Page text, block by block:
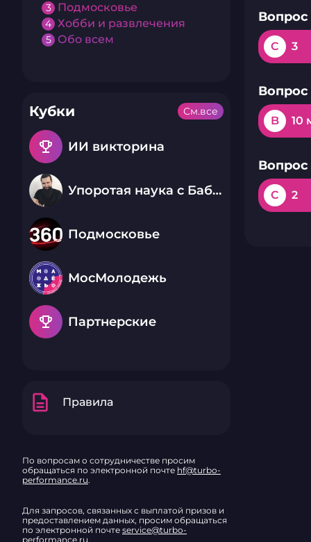
3 Подмосковье
4 Хобби и развлечения
5 Обо всем
Кубки
emoji_events ИИ викторина
Упоротая наука с Бабаем Лютым
Подмосковье
МосМолодежь
emoji_events Партнерские
См.все
description Правила
По вопросам о сотрудничестве просим
обращаться по электронной почте hf@turbo-
performance.ru.
Для запросов, связанных с выплатой призов и
предоставлением данных, просим обращаться
по электронной почте service@turbo-
performance.ru.
Вопрос
C 3
Вопрос
B 10
Вопрос
C 2